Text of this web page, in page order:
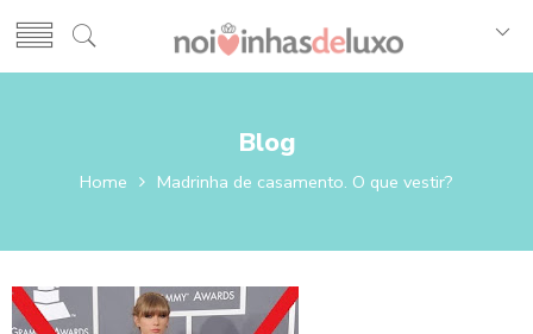
Blog
Home Madrinha de casamento. O que vestir?